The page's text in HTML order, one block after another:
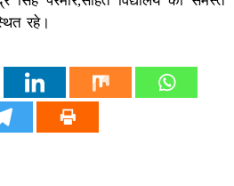
रहे।